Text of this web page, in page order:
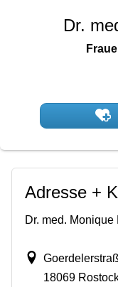
Dr.
Adresse +
Dr. med. Monique
18069